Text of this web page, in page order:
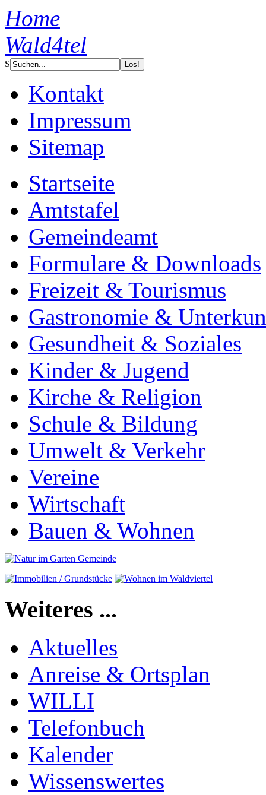
Home
Wald4tel
S
Kontakt
Impressum
Sitemap
Startseite
Amtstafel
Gemeindeamt
Formulare & Downloads
Freizeit & Tourismus
Gastronomie &
Gesundheit & Soziales
Kinder & Jugend
Kirche & Religion
Schule & Bildung
Umwelt & Verkehr
Vereine
Wirtschaft
Bauen & Wohnen
Weiteres ...
Aktuelles
Anreise & Ortsplan
WILLI
Telefonbuch
Kalender
Wissenswertes